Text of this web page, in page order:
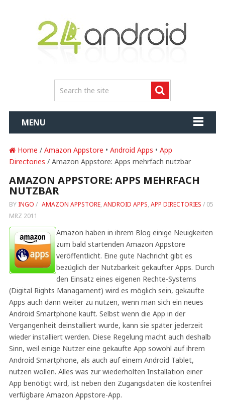
MENU
Home / Amazon Appstore • Android Apps • App
Directories / Amazon Appstore: Apps mehrfach nutzbar
AMAZON APPSTORE: APPS MEHRFACH
NUTZBAR
BY INGO / AMAZON APPSTORE, ANDROID APPS, APP DIRECTORIES / 05
MRZ 2011
Amazon haben in ihrem Blog einige Neuigkeiten
zum bald startenden Amazon Appstore
veröffentlicht. Eine gute Nachricht gibt es
bezüglich der Nutzbarkeit gekaufter Apps. Durch
den Einsatz eines eigenen Rechte-Systems
(Digital Rights Managament) wird es möglich sein, gekaufte
Apps auch dann weiter zu nutzen, wenn man sich ein neues
Android Smartphone kauft. Selbst wenn die App in der
Vergangenheit deinstalliert wurde, kann sie später jederzeit
wieder installiert werden. Diese Regelung macht auch deshalb
Sinn, weil einige Nutzer eine gekaufte App sowohl auf ihrem
Android Smartphone, als auch auf einem Android Tablet,
nutzen wollen. Alles was zur wiederholten Installation einer
App benötigt wird, ist neben den Zugangsdaten die kostenfrei
verfügbare Amazon Appstore-App.